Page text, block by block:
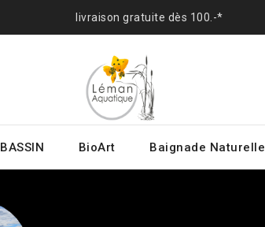
livraison gratuite dès 100.-*
BASSIN BioArt Baignade Naturelle